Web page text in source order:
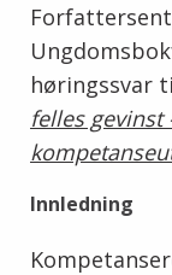
høringssvar
felles gevinst
Innledning